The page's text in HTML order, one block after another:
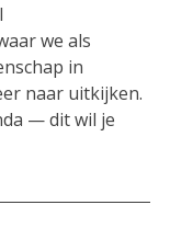
we als
in
naar uitkijken.
— dit wil je